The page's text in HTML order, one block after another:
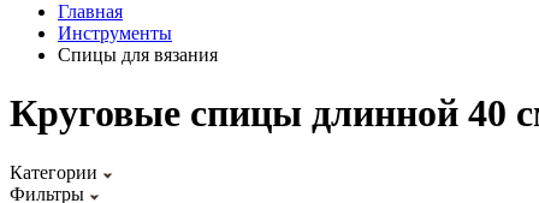
Главная
Инструменты
Спицы для вязания
Круговые спицы длинной 40
Категории
Фильтры